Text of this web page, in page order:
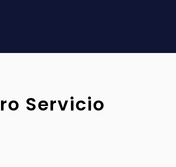
Servicio